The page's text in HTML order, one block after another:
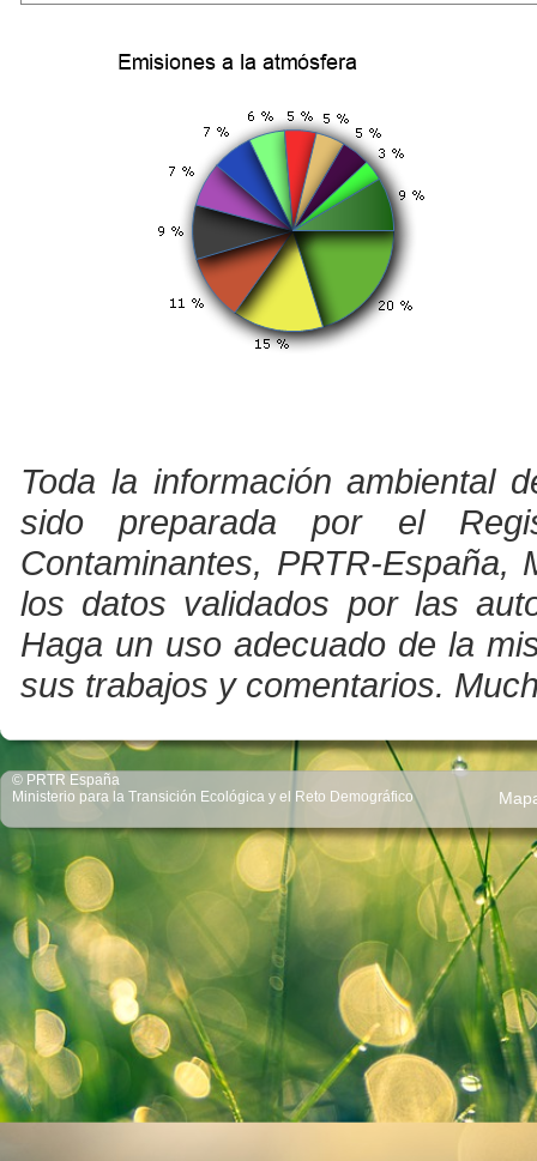
Toda la información ambiental
sido preparada por el
Contaminantes, PRTR-España,
los datos validados por las
Haga un uso adecuado de la
sus trabajos y comentarios.
© PRTR España
Ministerio para la Transición Ecológica y el Reto Demográfico